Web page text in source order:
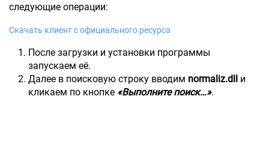
следующие операции:
Скачать клиент с официального ресурса
После загрузки и установки программы
запускаем её.
Далее в поисковую строку вводим normaliz.dll и
кликаем по кнопке «Выполните поиск…».